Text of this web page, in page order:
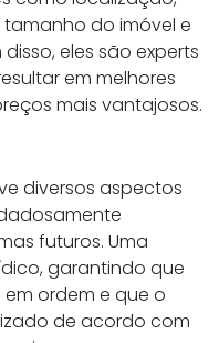
do imóvel e
eles são experts
em melhores
mais vantajosos.
diversos aspectos
futuros. Uma
garantindo que
ordem e que o
de acordo com